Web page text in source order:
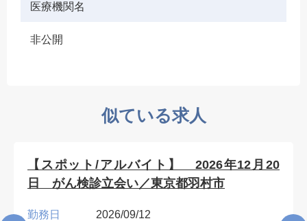
医療機関名
非公開
似ている求人
【スポット/アルバイト】 2026年12月20
日 がん検診立会い／東京都羽村市
勤務日
2026/09/12